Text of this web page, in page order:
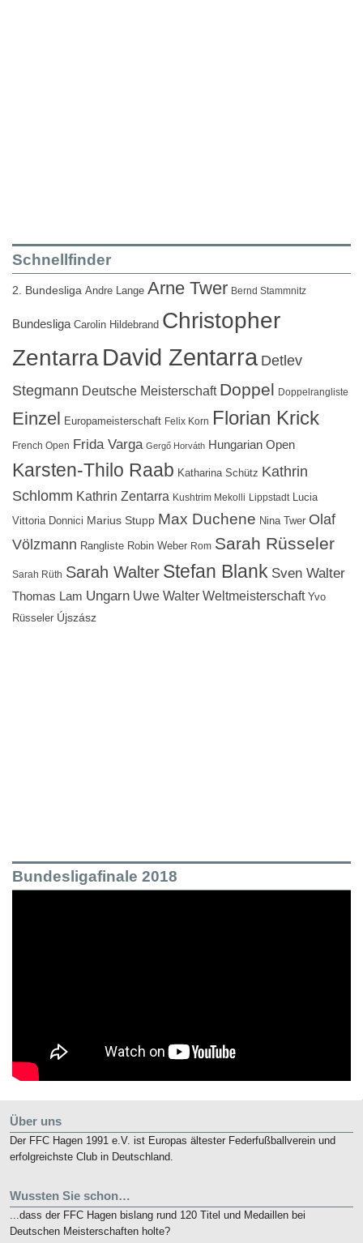
Schnellfinder
2. Bundesliga Andre Lange Arne Twer Bernd Stammnitz
Bundesliga Carolin Hildebrand Christopher
ZentarraDavid Zentarra Detlev
Stegmann Deutsche Meisterschaft Doppel Doppelrangliste
Einzel Europameisterschaft Felix Korn Florian Krick
French Open Frida Varga Gergő Horváth Hungarian Open
Karsten-Thilo Raab Katharina Schütz Kathrin
Schlomm Kathrin Zentarra Kushtrim Mekolli Lippstadt Lucia
Vittoria Donnici Marius Stupp Max Duchene Nina Twer Olaf
Völzmann Rangliste Robin Weber Rom Sarah Rüsseler
Sarah Rüth Sarah Walter Stefan Blank Sven Walter
Thomas Lam Ungarn Uwe Walter Weltmeisterschaft Yvo
Rüsseler Újszász
Bundesligafinale 2018
Über uns
Der FFC Hagen 1991 e.V. ist Europas ältester Federfußballverein und
erfolgreichste Club in Deutschland.
Wussten Sie schon…
...dass der FFC Hagen bislang rund 120 Titel und Medaillen bei
Deutschen Meisterschaften holte?